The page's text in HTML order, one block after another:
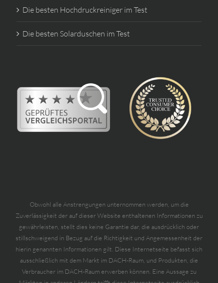
Die besten Hochdruckreiniger im Test
Die besten Solarduschen im Test
Obwohl alle Anstrengungen unternommen werden, um die
Zuverlässigkeit der auf dieser Website enthaltenen Informationen zu
gewährleisten, stellt dies keine Garantie dar, die ausdrücklich oder
stillschweigend in Bezug auf die Richtigkeit und Angemessenheit der
hierin genannten Informationen gilt. Diese Internetseite befasst sich
ausschließlich mit dem Markt im DACH-Raum, und Produkten, die
Verbraucher im DACH-Raum erwerben können. Eine Aussage zu